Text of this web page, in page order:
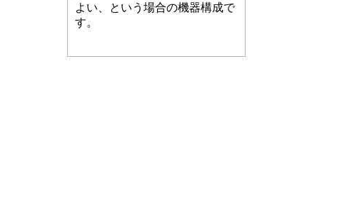
よい、という場合の機器構成で
す。